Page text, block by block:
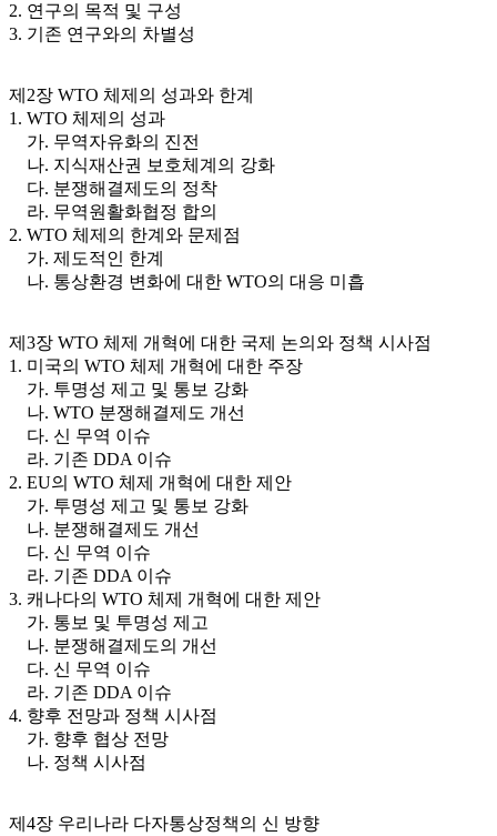
2. 연구의 목적 및 구성
3. 기존 연구와의 차별성
제2장 WTO 체제의 성과와 한계
1. WTO 체제의 성과
가. 무역자유화의 진전
나. 지식재산권 보호체계의 강화
다. 분쟁해결제도의 정착
라. 무역원활화협정 합의
2. WTO 체제의 한계와 문제점
가. 제도적인 한계
나. 통상환경 변화에 대한 WTO의 대응 미흡
제3장 WTO 체제 개혁에 대한 국제 논의와 정책 시사점
1. 미국의 WTO 체제 개혁에 대한 주장
가. 투명성 제고 및 통보 강화
나. WTO 분쟁해결제도 개선
다. 신 무역 이슈
라. 기존 DDA 이슈
2. EU의 WTO 체제 개혁에 대한 제안
가. 투명성 제고 및 통보 강화
나. 분쟁해결제도 개선
다. 신 무역 이슈
라. 기존 DDA 이슈
3. 캐나다의 WTO 체제 개혁에 대한 제안
가. 통보 및 투명성 제고
나. 분쟁해결제도의 개선
다. 신 무역 이슈
라. 기존 DDA 이슈
4. 향후 전망과 정책 시사점
가. 향후 협상 전망
나. 정책 시사점
제4장 우리나라 다자통상정책의 신 방향